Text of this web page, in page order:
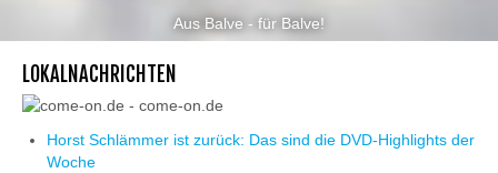
Aus Balve - für Balve!
LOKALNACHRICHTEN
Horst Schlämmer ist zurück: Das sind die DVD-Highlights der
Woche